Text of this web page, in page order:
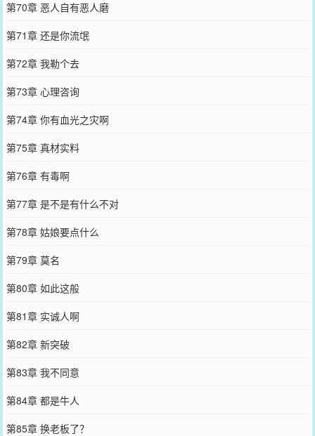
第70章 恶人自有恶人磨
第71章 还是你流氓
第72章 我勒个去
第73章 心理咨询
第74章 你有血光之灾啊
第75章 真材实料
第76章 有毒啊
第77章 是不是有什么不对
第78章 姑娘要点什么
第79章 莫名
第80章 如此这般
第81章 实诚人啊
第82章 新突破
第83章 我不同意
第84章 都是牛人
第85章 换老板了？